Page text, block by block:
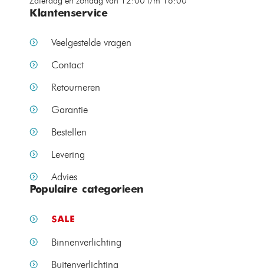
Klantenservice
Veelgestelde vragen
Contact
Retourneren
Garantie
Bestellen
Levering
Advies
Populaire categorieen
SALE
Binnenverlichting
Buitenverlichting